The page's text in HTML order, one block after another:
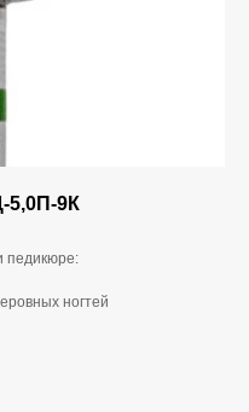
9К
педикюре:
ногтей